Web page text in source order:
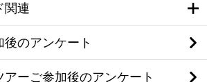
関連
のアンケート
ーご参加後のアンケート